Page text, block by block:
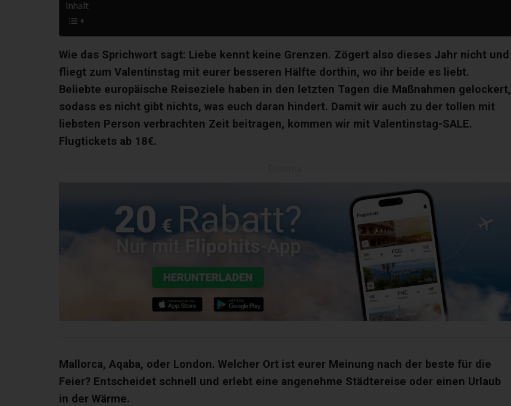
Inhalt
Wie das Sprichwort sagt: Liebe kennt keine Grenzen. Zögert also dieses Jahr nicht und
fliegt zum Valentinstag mit eurer besseren Hälfte dorthin, wo ihr beide es liebt.
Beliebte europäische Reiseziele haben in den letzten Tagen die Maßnahmen gelockert,
sodass es nicht gibt nichts, was euch daran hindert. Damit wir auch zu der tollen mit
liebsten Person verbrachten Zeit beitragen, kommen wir mit Valentinstag-SALE.
Flugtickets ab 18€.
Mallorca, Aqaba, oder London. Welcher Ort ist eurer Meinung nach der beste für die
Feier? Entscheidet schnell und erlebt eine angenehme Städtereise oder einen Urlaub
in der Wärme.